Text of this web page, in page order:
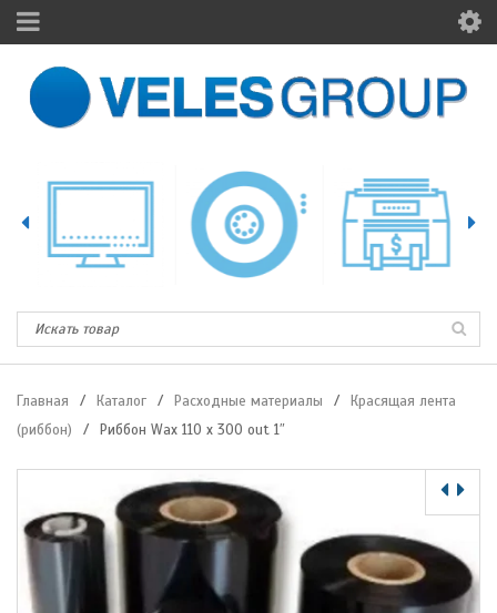
Главная / Каталог / Расходные материалы /
Красящая лента
(риббон)
/ Риббон Wax 110 x 300 out 1″